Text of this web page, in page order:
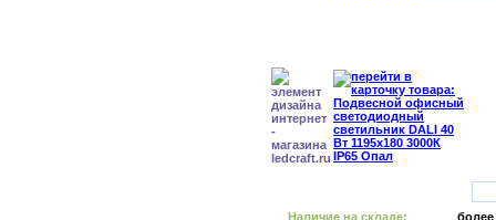
Наличие на складе: более